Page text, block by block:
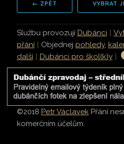
VYBRAT
Službu provozují Dubánci |
přání | Objednej pohledy,
další | Dubánci pro škol(k)y |
©2018 Petr VáclavekPřání
komerčním účelům.